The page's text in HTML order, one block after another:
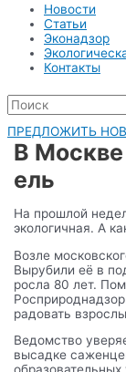
Новости
Статьи
Эконадзор
Контакты
ПРЕДЛОЖИТЬ
В
ель
На прошлой
экологичная. А
Возле
Вырубили её в
росла 80 лет.
радовать
Ведомство
высадке